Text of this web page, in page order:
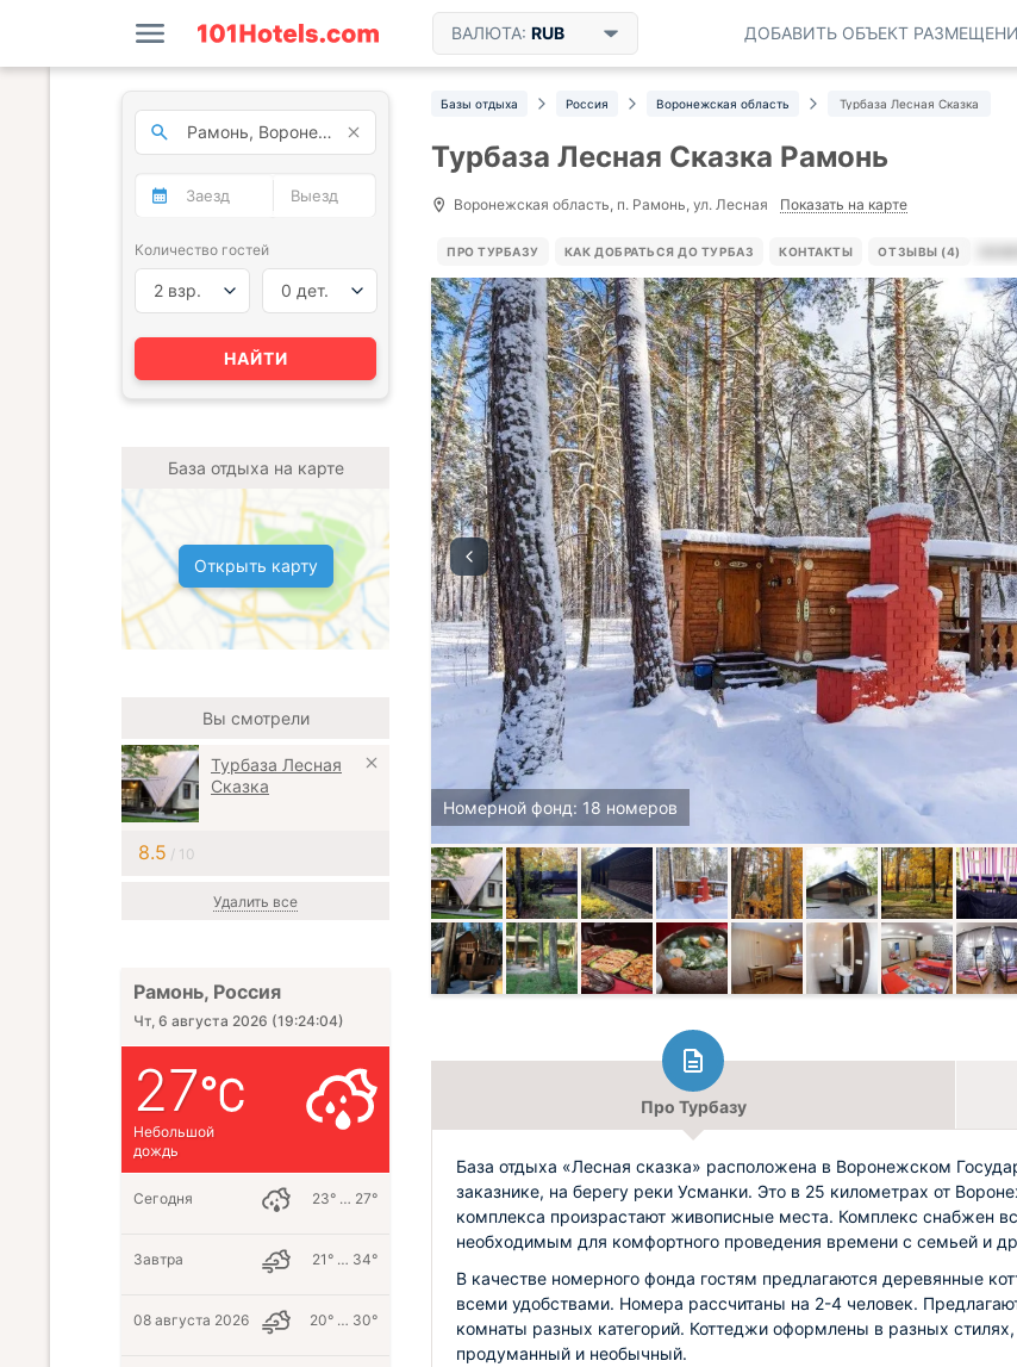
ВАЛЮТА: RUB ДОБАВИТЬ ОБЪЕКТ
Базы отдыха Россия Воронежская область Турбаза Лесная Сказка
Турбаза Лесная Сказка Рамонь
Воронежская область, п. Рамонь, ул. Лесная Показать на карте
ПРО ТУРБАЗУ КАК ДОБРАТЬСЯ ДО ТУРБАЗ КОНТАКТЫ ОТЗЫВЫ (4)
Номерной фонд: 18 номеров
Про Турбазу
База отдыха «Лесная сказка» расположена в Воронежском
заказнике, на берегу реки Усманки. Это в 25 километрах от
комплекса произрастают живописные места. Комплекс снабжен
необходимым для комфортного проведения времени с семьей и
В качестве номерного фонда гостям предлагаются деревянные
всеми удобствами. Номера рассчитаны на 2-4 человек.
комнаты разных категорий. Коттеджи оформлены в разных стилях,
продуманный и необычный.
Количество гостей
2 взр. 0 дет.
НАЙТИ
База отдыха на карте
Открыть карту
Вы смотрели
Турбаза Лесная
Сказка
8.5 / 10
Удалить все
Рамонь, Россия
Чт, 6 августа 2026 (19:24:06)
27
Небольшой
дождь
Сегодня 23° … 27°
Завтра 21° … 34°
08 августа 2026 20° … 30°